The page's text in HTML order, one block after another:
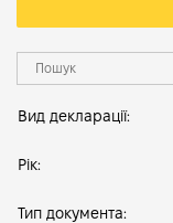
Вид декларації:
Рік:
Тип документа: